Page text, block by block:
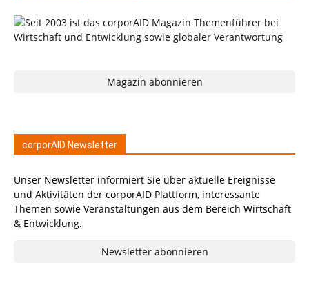
Magazin abonnieren
corporAID Newsletter
Unser Newsletter informiert Sie über aktuelle Ereignisse
und Aktivitäten der corporAID Plattform, interessante
Themen sowie Veranstaltungen aus dem Bereich Wirtschaft
& Entwicklung.
Newsletter abonnieren